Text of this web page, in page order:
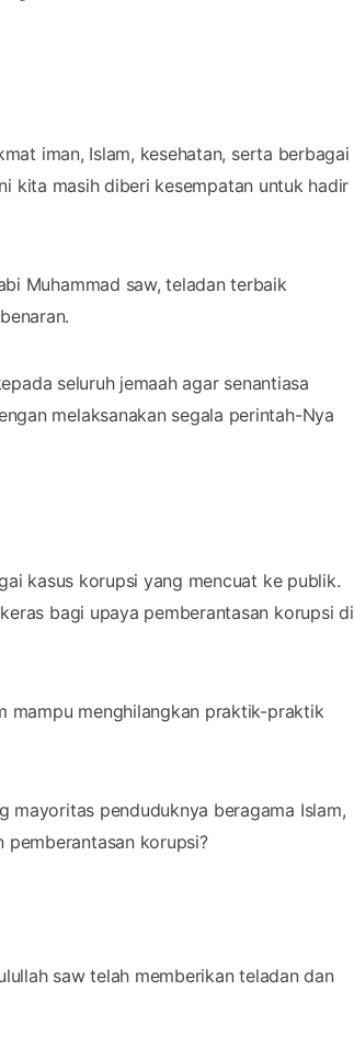
iman, Islam, kesehatan, serta berbagai
kita masih diberi kesempatan untuk hadir
Muhammad saw, teladan terbaik
seluruh jemaah agar senantiasa
melaksanakan segala perintah-Nya
kasus korupsi yang mencuat ke publik.
bagi upaya pemberantasan korupsi di
mampu menghilangkan praktik-praktik
mayoritas penduduknya beragama Islam,
pemberantasan korupsi?
saw telah memberikan teladan dan